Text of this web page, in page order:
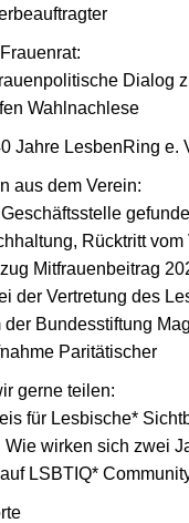
Dialog
Wahlnachlese
Jahre LesbenRing e.
aus dem Verein:
Rücktritt
Mitfrauenbeitrag
der Vertretung des
der Bundesstiftung
Paritätischer
gerne teilen:
für Lesbische*
Wie wirken sich zwei
LSBTIQ*